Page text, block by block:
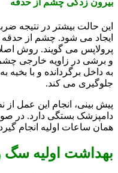
این حالت بیشتر در نتیجه
ایجاد می شود. چشم از حدقه
پرولاپس می گویند. روش
و برشی در زاویه خارجی
به داخل برگردانده و با
جلوگیری می کند.
پیش بینی، انجام این عمل از
دامپزشک بستگی دارد. در
همان ساعات اولیه انجام
بهداشت اولیه سگ